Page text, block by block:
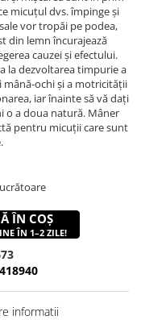
micuțul dvs. împinge și
vor tropăi pe podea,
din lemn încurajează
cauzei și efectului.
la dezvoltarea timpurie a
ochi și a motricității
iar înainte să vă dați
o a doua natură. Mâner
pentru micuții care sunt
ÎN COȘ
ÎN 1–2 ZILE!
informatii